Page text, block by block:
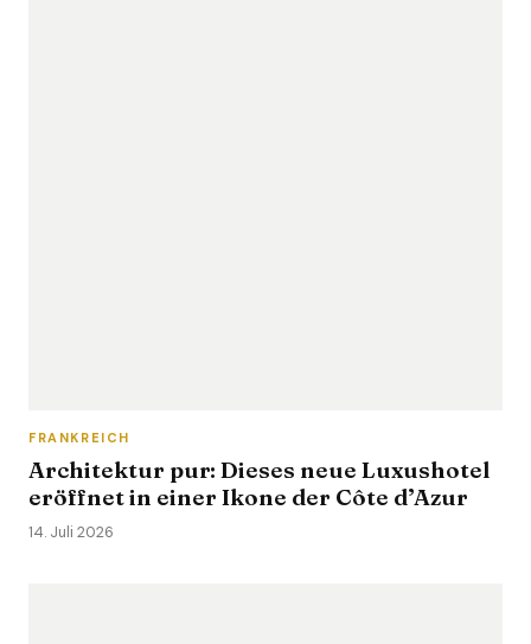
FRANKREICH
Architektur pur: Dieses neue Luxushotel
eröffnet in einer Ikone der Côte d’Azur
14. Juli 2026